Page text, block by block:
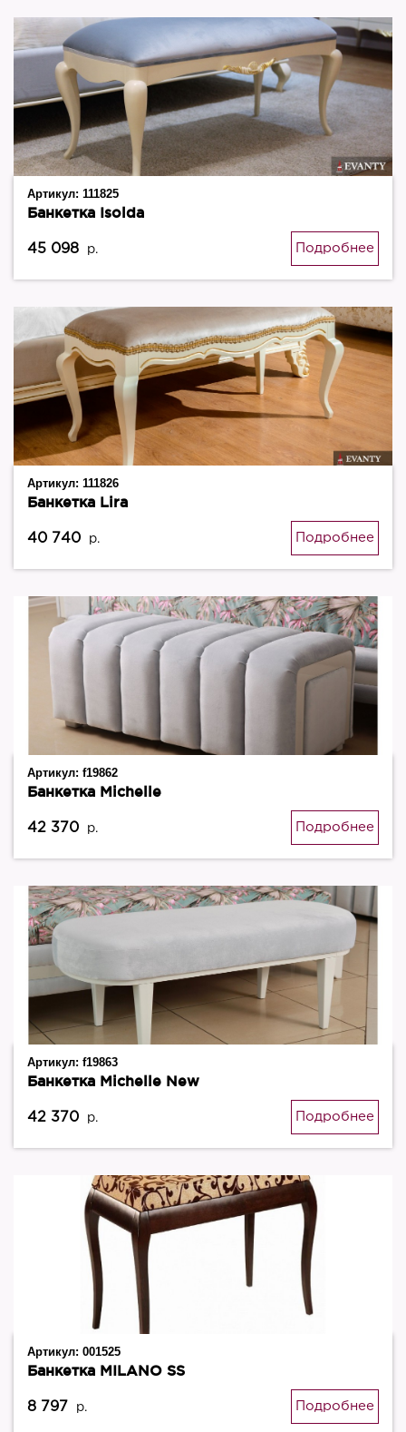
Артикул: 111825
Банкетка Isolda
45 098 р. Подробнее
Артикул: 111826
Банкетка Lira
40 740 р. Подробнее
Артикул: f19862
Банкетка Michelle
42 370 р. Подробнее
Артикул: f19863
Банкетка Michelle New
42 370 р. Подробнее
Артикул: 001525
Банкетка MILANO SS
8 797 р. Подробнее